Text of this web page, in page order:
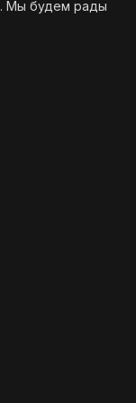
. Мы будем рады